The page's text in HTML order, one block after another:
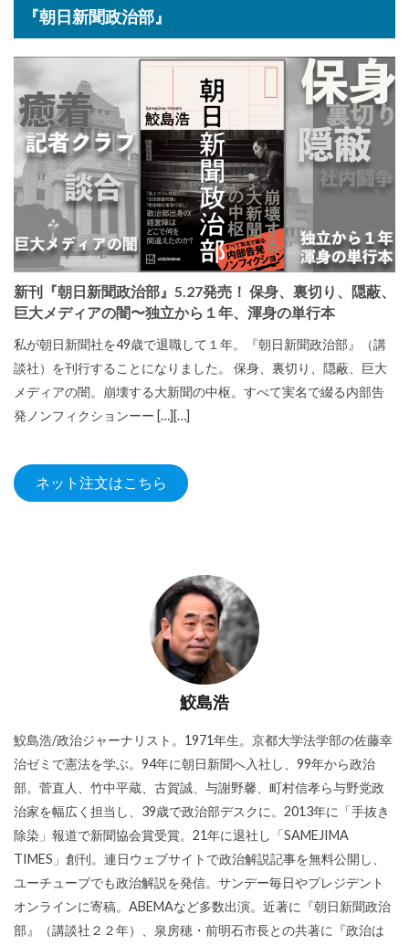
『朝日新聞政治部』
新刊『朝日新聞政治部』5.27発売！ 保身、裏切り、隠蔽、
巨大メディアの闇〜独立から１年、渾身の単行本
私が朝日新聞社を49歳で退職して１年。『朝日新聞政治部』（講
談社）を刊行することになりました。 保身、裏切り、隠蔽、巨大
メディアの闇。崩壊する大新聞の中枢。すべて実名で綴る内部告
発ノンフィクションーー […][…]
ネット注文はこちら
鮫島浩
鮫島浩/政治ジャーナリスト。1971年生。京都大学法学部の佐藤幸
治ゼミで憲法を学ぶ。94年に朝日新聞へ入社し、99年から政治
部。菅直人、竹中平蔵、古賀誠、与謝野馨、町村信孝ら与野党政
治家を幅広く担当し、39歳で政治部デスクに。2013年に「手抜き
除染」報道で新聞協会賞受賞。21年に退社し「SAMEJIMA
TIMES」創刊。連日ウェブサイトで政治解説記事を無料公開し、
ユーチューブでも政治解説を発信。サンデー毎日やプレジデント
オンラインに寄稿。ABEMAなど多数出演。近著に『朝日新聞政治
部』（講談社２２年）、泉房穂・前明石市長との共著に『政治は